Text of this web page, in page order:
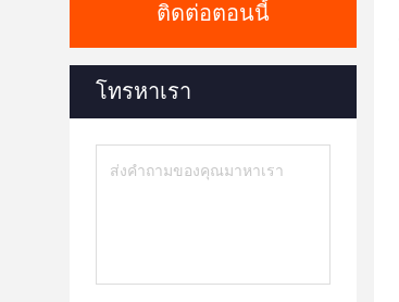
ติดต่อตอนนี้
โทรหาเรา